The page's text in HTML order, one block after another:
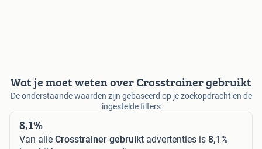
Wat je moet weten over Crosstrainer gebruikt
De onderstaande waarden zijn gebaseerd op je zoekopdracht en de
ingestelde filters
8,1%
Van alle Crosstrainer gebruikt advertenties is 8,1%